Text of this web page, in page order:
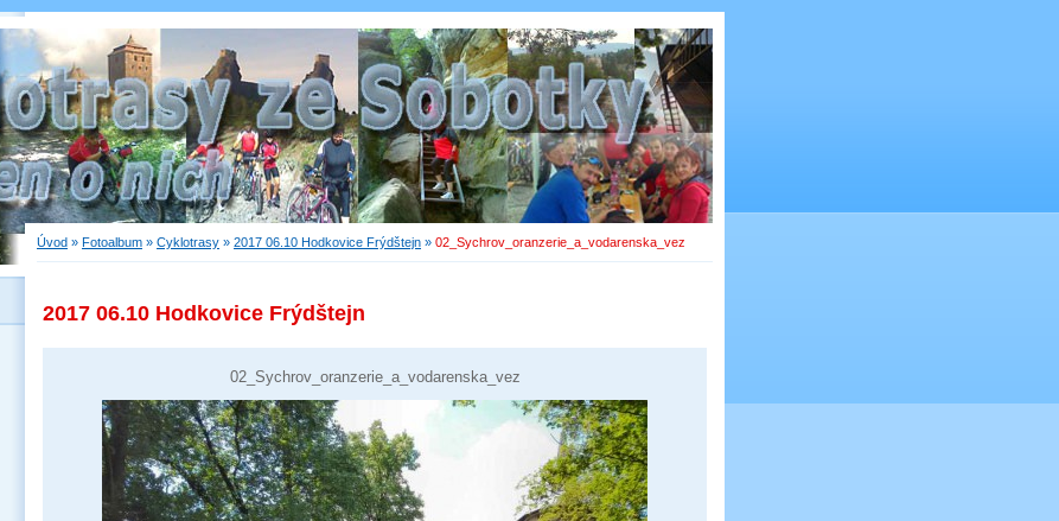
Úvod » Fotoalbum » Cyklotrasy » 2017 06.10 Hodkovice Frýdštejn » 02_Sychrov_oranzerie_a_vodarenska_vez
2017 06.10 Hodkovice Frýdštejn
02_Sychrov_oranzerie_a_vodarenska_vez